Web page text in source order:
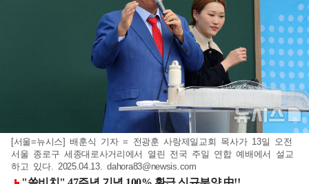
[서울=뉴시스] 배훈식 기자 = 전광훈 사랑제일교회 목사가 13일 오전
서울 종로구 세종대로사거리에서 열린 전국 주일 연합 예배에서 설교
하고 있다. 2025.04.13.dahora83@newsis.com